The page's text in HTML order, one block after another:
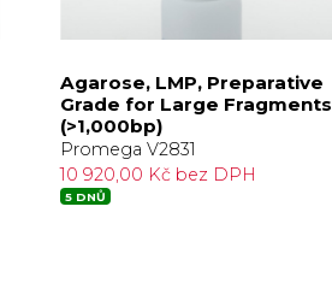
Agarose, LMP, Preparative
Grade for Large Fragments
(>1,000bp)
Promega V2831
10 920,00 Kč bez DPH
5 DNŮ